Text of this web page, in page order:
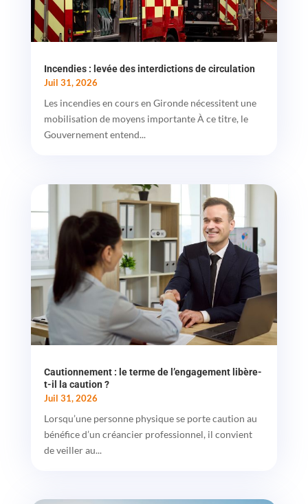
Incendies : levée des interdictions de circulation
Juil 31, 2026
Les incendies en cours en Gironde nécessitent une
mobilisation de moyens importante À ce titre, le
Gouvernement entend...
Cautionnement : le terme de l’engagement libère-
t-il la caution ?
Juil 31, 2026
Lorsqu’une personne physique se porte caution au
bénéfice d’un créancier professionnel, il convient
de veiller au...